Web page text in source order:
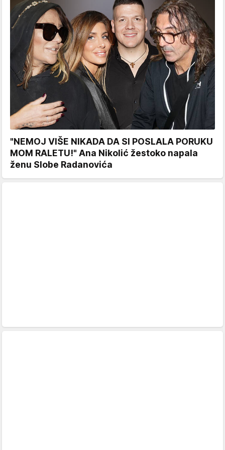
"NEMOJ VIŠE NIKADA DA SI POSLALA PORUKU
MOM RALETU!" Ana Nikolić žestoko napala
ženu Slobe Radanovića